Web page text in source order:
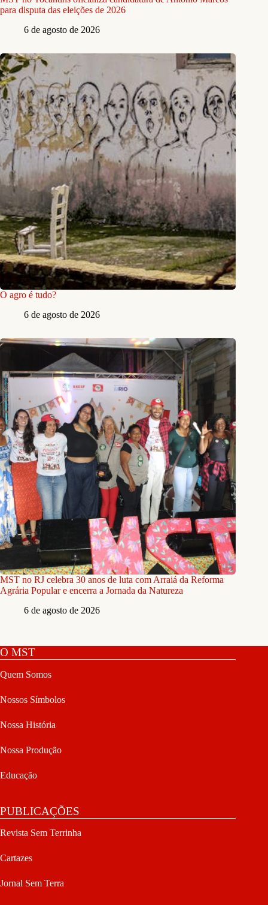
para disputa das eleições de 2026
6 de agosto de 2026
O agro é tudo?
6 de agosto de 2026
MST no RJ celebra 30 anos de luta com Arraiá da Reforma
Agrária Popular e encerra a Jornada da Natureza
6 de agosto de 2026
O MST
Quem Somos
Nossos Símbolos
Nossa História
Nossa Produção
Educação
PUBLICAÇÕES
Revista Sem Terrinha
Cartazes
Jornal Sem Terra